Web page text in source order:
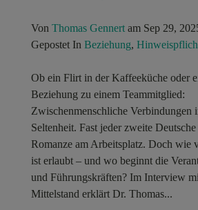
Von Thomas Gennertam Sep 29,
Gepostet In Beziehung,
Ob ein Flirt in der Kaffeeküche oder
Beziehung zu einem Teammitglied:
Zwischenmenschliche Verbindungen
Seltenheit. Fast jeder zweite
Romanze am Arbeitsplatz. Doch wie
ist erlaubt – und wo beginnt die
und Führungskräften? Im Interview
Mittelstand erklärt Dr. Thomas...